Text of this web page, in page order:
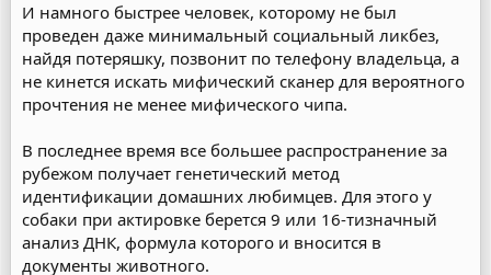
И намного быстрее человек, которому не был
проведен даже минимальный социальный ликбез,
найдя потеряшку, позвонит по телефону владельца, а
не кинется искать мифический сканер для вероятного
прочтения не менее мифического чипа.
В последнее время все большее распространение за
рубежом получает генетический метод
идентификации домашних любимцев. Для этого у
собаки при актировке берется 9 или 16-тизначный
анализ ДНК, формула которого и вносится в
документы животного.